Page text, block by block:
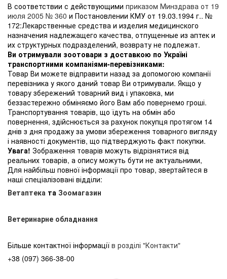
В соответствии с действующими приказом Минздрава от 19
июля 2005 № 360 и Постановлении КМУ от 19.03.1994 г.. №
172:Лекарственные средства и изделия медицинского
назначения надлежащего качества, отпущенные из аптек и
их структурных подразделений, возврату не подлежат.
Ви отримували зоотовари з доставкою по Україні
транспортними компаніями-перевізниками:
Товар Ви можете відправити назад за допомогою компанії
перевізника у якого даний товар Ви отримували. Якщо у
товару збережений товарний вид і упаковка, ми
беззастережно обміняємо його Вам або повернемо гроші.
Транспортування товарів, що їдуть на обмін або
повернення, здійснюється за рахунок покупця протягом 14
днів з дня продажу за умови збереження товарного вигляду
і наявності документів, що підтверджують факт покупки.
Увага! Зображення товарів можуть відрізнятися від
реальних товарів, а опису можуть бути не актуальними,
Для найбільш повної інформації про товар, звертайтеся в
наші спеціалізовані відділи:
Ветаптека та Зоомагазин
Ветеринарне обладнання
Більше контактної інформації в розділі "Контакти"
+38 (097) 366-38-00